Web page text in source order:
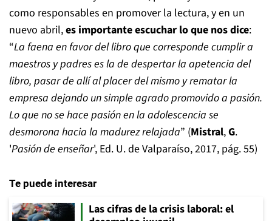
como responsables en promover la lectura, y en un
nuevo abril,es importante escuchar lo que nos dice:
“La faena en favor del libro que corresponde cumplir a
maestros y padres es la de despertar la apetencia del
libro, pasar de allí al placer del mismo y rematar la
empresa dejando un simple agrado promovido a pasión.
Lo que no se hace pasión en la adolescencia se
desmorona hacia la madurez relajada” (Mistral,G.
'Pasión de enseñar', Ed. U. de Valparaíso, 2017, pág. 55)
Te puede interesar
Las cifras de la crisis laboral: el